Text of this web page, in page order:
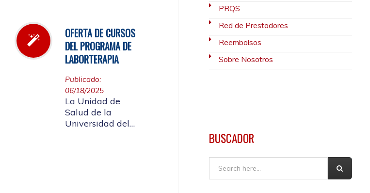
elección del
candidato que
representará a los
Pensionados en el
OFERTA DE CURSOS
DEL PROGRAMA DE
LABORTERAPIA
Publicado:
06/18/2025
La Unidad de
Salud de la
Universidad del
PRQS
Red de Prestadores
Reembolsos
Sobre Nosotros
BUSCADOR
Buscar